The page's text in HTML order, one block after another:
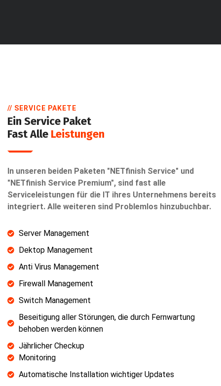
// SERVICE PAKETE
Ein Service Paket
Fast Alle Leistungen
In unseren beiden Paketen "NETfinish Service" und
"NETfinish Service Premium", sind fast alle
Serviceleistungen für die IT ihres Unternehmens bereits
integriert. Alle weiteren sind Problemlos hinzubuchbar.
Server Management
Dektop Management
Anti Virus Management
Firewall Management
Switch Management
Beseitigung aller Störungen, die durch Fernwartung
behoben werden können
Jährlicher Checkup
Monitoring
Automatische Installation wichtiger Updates